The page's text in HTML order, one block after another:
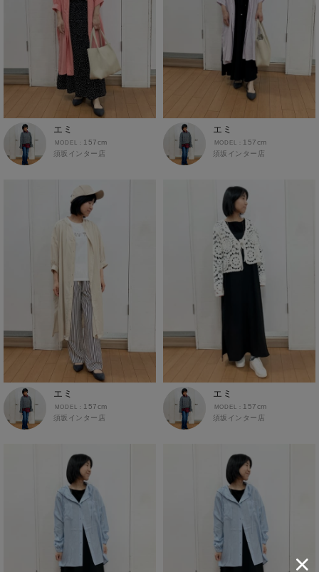
カーゴパンツ
クロップドパンツ・アンクルパンツ
ジョガーパンツ
スウェットパンツ
スカート
チノパン
デニム・ジーンズ
ハーフパンツ・ショートパンツ
ワイドパンツ
インナー
あったかインナー
インナーシャツ
インナータイツ
ショーツ
トランクス・ボクサーパンツ
ブラトップ
ベルト
ストール・マフラー
アクロスプラザ諫早店
あけのアクロス
ジャングルパーク
イオン都城
エミ
須坂インター店
157cm
エミ
須坂インター店
157cm
エミ
須坂インター店
157cm
エミ
須坂インター店
157cm